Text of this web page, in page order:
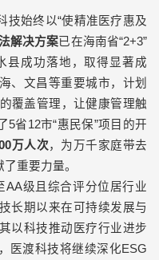
技始终以“使精准医疗惠及
解决方案已在海南省“2+3”
县成功落地，取得显著成
、文昌等重要城市，计划
的覆盖管理，让健康管理触
5省12市“惠民保”项目的开
万人次，为万千家庭带去
重要力量。
AA级且综合评分位居行业
长期以来在可持续发展与
以科技推动医疗行业进步
医渡科技将继续深化ESG